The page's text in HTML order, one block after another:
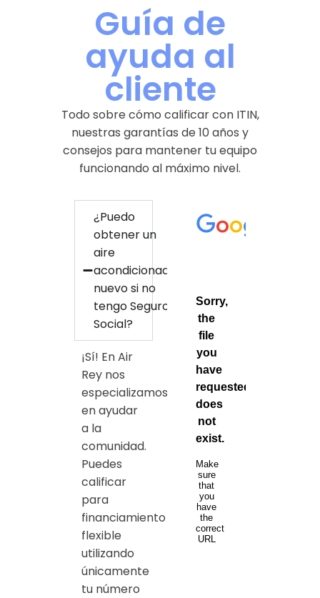
Guía de
ayuda al
cliente
Todo sobre cómo calificar con ITIN,
nuestras garantías de 10 años y
consejos para mantener tu equipo
funcionando al máximo nivel.
¿Puedo
obtener un
aire
acondicionado
nuevo si no
tengo Seguro
Social?
¡Sí! En Air
Rey nos
especializamos
en ayudar
a la
comunidad.
Puedes
calificar
para
financiamiento
flexible
utilizando
únicamente
tu número